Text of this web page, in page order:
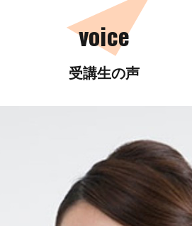
受講生の声
voice